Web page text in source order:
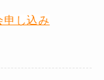
申し込み